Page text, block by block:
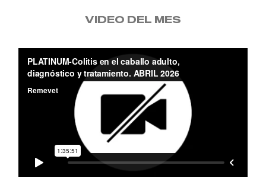
VIDEO DEL MES